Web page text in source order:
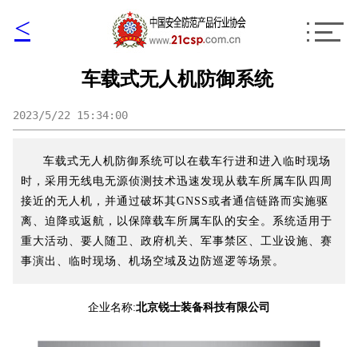
<
车载式无人机防御系统
2023/5/22 15:34:00
车载式无人机防御系统可以在载车行进和进入临时现场
时，采用无线电无源侦测技术迅速发现从载车所属车队四周
接近的无人机，并通过破坏其GNSS或者通信链路而实施驱
离、迫降或返航，以保障载车所属车队的安全。系统适用于
重大活动、要人随卫、政府机关、军事禁区、工业设施、赛
事演出、临时现场、机场空域及边防巡逻等场景。
企业名称:北京锐士装备科技有限公司